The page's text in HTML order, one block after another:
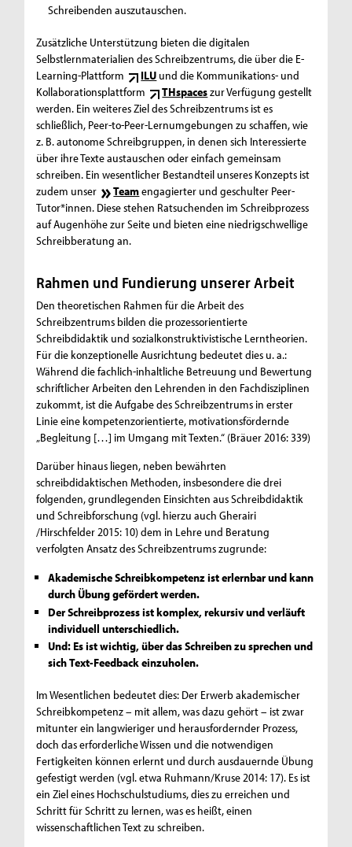
Schreibenden auszutauschen.
Zusätzliche Unterstützung bieten die digitalen
Selbstlernmaterialien des Schreibzentrums, die über die E-
Learning-Plattform ILU und die Kommunikations- und
Kollaborationsplattform
THspaceszur Verfügung gestellt
werden. Ein weiteres Ziel des Schreibzentrums ist es
schließlich, Peer-to-Peer-Lernumgebungen zu schaffen, wie
z. B. autonome Schreibgruppen, in denen sich Interessierte
über ihre Texte austauschen oder einfach gemeinsam
schreiben. Ein wesentlicher Bestandteil unseres Konzepts ist
zudem unser
Teamengagierter und geschulter Peer-
Tutor*innen. Diese stehen Ratsuchenden im Schreibprozess
auf Augenhöhe zur Seite und bieten eine niedrigschwellige
Schreibberatung an.
Rahmen und Fundierung unserer Arbeit
Den theoretischen Rahmen für die Arbeit des
Schreibzentrums bilden die prozessorientierte
Schreibdidaktik und sozialkonstruktivistische Lerntheorien.
Für die konzeptionelle Ausrichtung bedeutet dies u. a.:
Während die fachlich-inhaltliche Betreuung und Bewertung
schriftlicher Arbeiten den Lehrenden in den Fachdisziplinen
zukommt, ist die Aufgabe des Schreibzentrums in erster
Linie eine kompetenzorientierte, motivationsfördernde
„Begleitung […] im Umgang mit Texten.“ (Bräuer 2016: 339)
Darüber hinaus liegen, neben bewährten
schreibdidaktischen Methoden, insbesondere die drei
folgenden, grundlegenden Einsichten aus Schreibdidaktik
und Schreibforschung (vgl. hierzu auch Gherairi
/Hirschfelder 2015: 10) dem in Lehre und Beratung
verfolgten Ansatz des Schreibzentrums zugrunde:
Akademische Schreibkompetenz ist erlernbar und kann
durch Übung gefördert werden.
Der Schreibprozess ist komplex, rekursiv und verläuft
individuell unterschiedlich.
Und: Es ist wichtig, über das Schreiben zu sprechen und
sich Text-Feedbackeinzuholen.
Im Wesentlichen bedeutet dies: Der Erwerb akademischer
Schreibkompetenz – mit allem, was dazu gehört – ist zwar
mitunter ein langwieriger und herausfordernder Prozess,
doch das erforderliche Wissen und die notwendigen
Fertigkeiten können erlernt und durch ausdauernde Übung
gefestigt werden (vgl. etwa Ruhmann/Kruse 2014: 17). Es ist
ein Ziel eines Hochschulstudiums, dies zu erreichen und
Schritt für Schritt zu lernen, was es heißt, einen
wissenschaftlichen Text zu schreiben.